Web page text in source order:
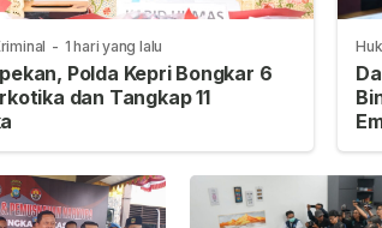
- 1 hari yang lalu
Polda Kepri Bongkar 6
dan Tangkap 11